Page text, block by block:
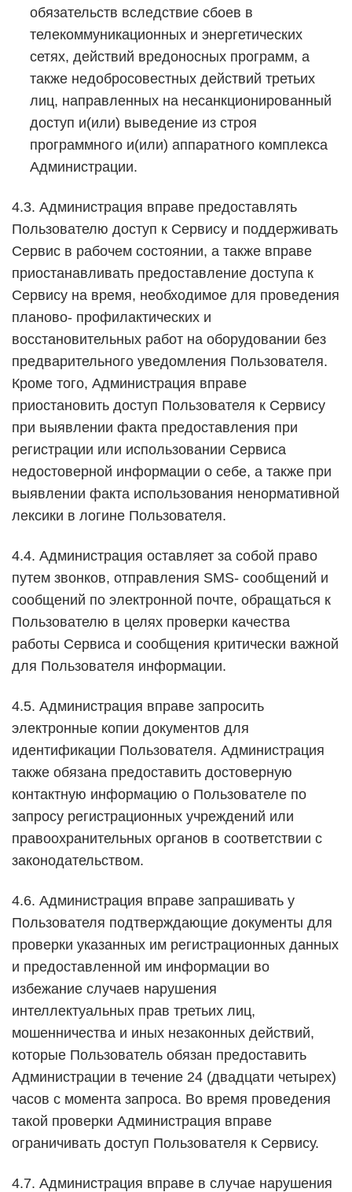
обязательств вследствие сбоев в
телекоммуникационных и энергетических
сетях, действий вредоносных программ, а
также недобросовестных действий третьих
лиц, направленных на несанкционированный
доступ и(или) выведение из строя
программного и(или) аппаратного комплекса
Администрации.
4.3. Администрация вправе предоставлять
Пользователю доступ к Сервису и поддерживать
Сервис в рабочем состоянии, а также вправе
приостанавливать предоставление доступа к
Сервису на время, необходимое для проведения
планово- профилактических и
восстановительных работ на оборудовании без
предварительного уведомления Пользователя.
Кроме того, Администрация вправе
приостановить доступ Пользователя к Сервису
при выявлении факта предоставления при
регистрации или использовании Сервиса
недостоверной информации о себе, а также при
выявлении факта использования ненормативной
лексики в логине Пользователя.
4.4. Администрация оставляет за собой право
путем звонков, отправления SMS- сообщений и
сообщений по электронной почте, обращаться к
Пользователю в целях проверки качества
работы Сервиса и сообщения критически важной
для Пользователя информации.
4.5. Администрация вправе запросить
электронные копии документов для
идентификации Пользователя. Администрация
также обязана предоставить достоверную
контактную информацию о Пользователе по
запросу регистрационных учреждений или
правоохранительных органов в соответствии с
законодательством.
4.6. Администрация вправе запрашивать у
Пользователя подтверждающие документы для
проверки указанных им регистрационных данных
и предоставленной им информации во
избежание случаев нарушения
интеллектуальных прав третьих лиц,
мошенничества и иных незаконных действий,
которые Пользователь обязан предоставить
Администрации в течение 24 (двадцати четырех)
часов с момента запроса. Во время проведения
такой проверки Администрация вправе
ограничивать доступ Пользователя к Сервису.
4.7. Администрация вправе в случае нарушения